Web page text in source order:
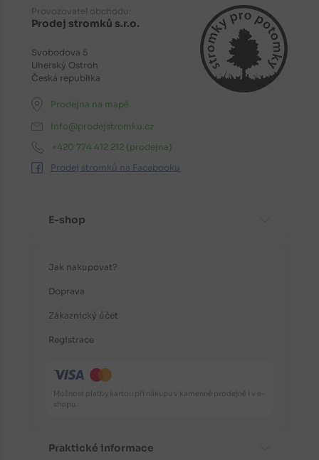
Provozovatel obchodu:
Prodej stromků s.r.o.
Svobodova 5
Uherský Ostroh
Česká republika
Prodejna na mapě
info@prodejstromku.cz
+420 774 412 212 (prodejna)
Prodej stromků na Facebooku
E-shop
Jak nakupovat?
Doprava
Zákaznický účet
Registrace
Možnost platby kartou při nákupu v kamenné prodejně i v e-
shopu.
Praktické informace